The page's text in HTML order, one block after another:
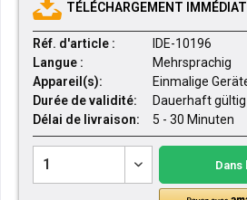
TÉLÉCHARGEMENT
Réf. d'article :
IDE-10196
Langue :
Mehrsprachig
Appareil(s):
Einmalige
Durée de validité:
Dauerhaft gültig
Délai de livraison:
5 - 30 Minuten
Dans